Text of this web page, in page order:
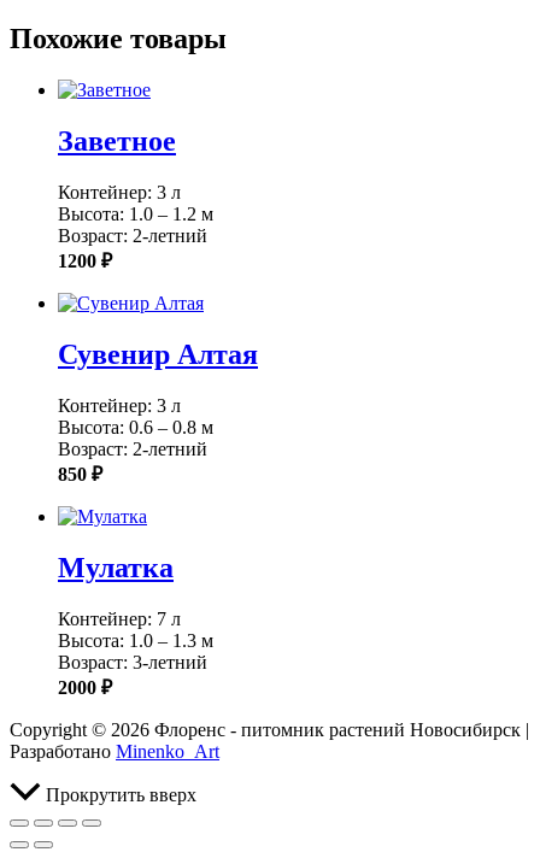
Похожие товары
Заветное
Контейнер: 3 л
Высота: 1.0 – 1.2 м
Возраст: 2-летний
1200 ₽
Сувенир Алтая
Контейнер: 3 л
Высота: 0.6 – 0.8 м
Возраст: 2-летний
850 ₽
Мулатка
Контейнер: 7 л
Высота: 1.0 – 1.3 м
Возраст: 3-летний
2000 ₽
Copyright © 2026 Флоренс - питомник растений Новосибирск |
Разработано Minenko_Art
Прокрутить вверх